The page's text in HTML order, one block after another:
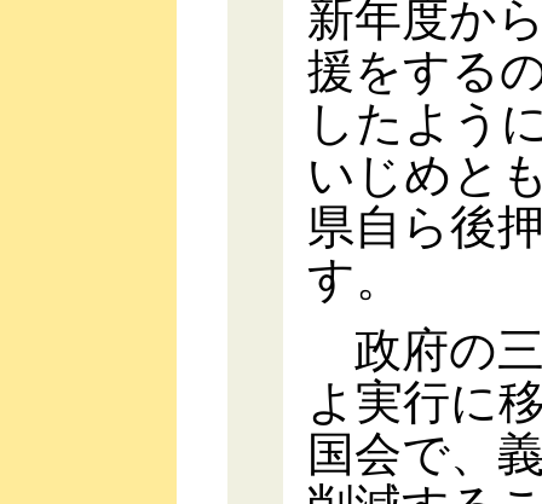
新年度か
援をする
したよう
いじめと
県自ら後
す。
政府の
よ実行に
国会で、